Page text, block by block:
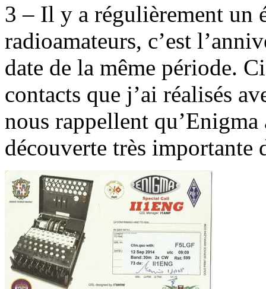
3 – Il y a régulièrement un
radioamateurs, c’est
date de la même période.
contacts que j’ai réalisés
nous rappellent qu’Enigma
découverte très importante